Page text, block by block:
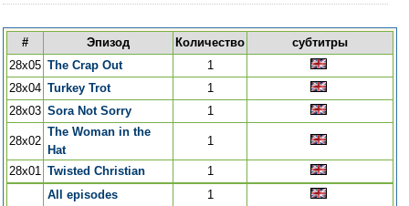
# Эпизод Количество
субтитры
28x05 The Crap Out
1
28x04 Turkey Trot
1
28x03 Sora Not Sorry 1
28x02
The Woman in the
Hat
1
28x01 Twisted Christian
1
All episodes
1